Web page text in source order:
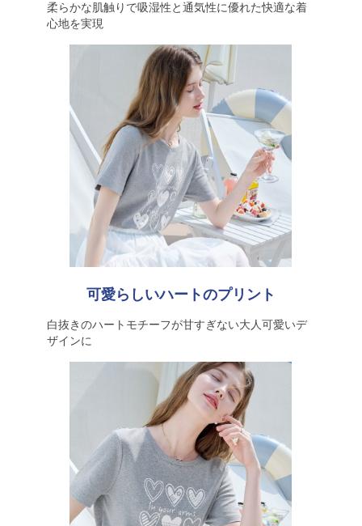
柔らかな肌触りで吸湿性と通気性に優れた快適な着
心地を実現
可愛らしいハートのプリント
白抜きのハートモチーフが甘すぎない大人可愛いデ
ザインに